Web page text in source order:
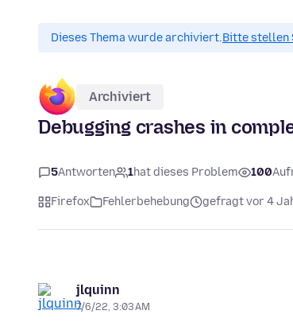
Dieses Thema wurde archiviert.Bitte stellen
Archiviert
Debugging crashes in
5Antworten 1hat dieses Problem 100
Firefox Fehlerbehebung gefragt vor 4
jlquinn
7/6/22, 3:03 AM